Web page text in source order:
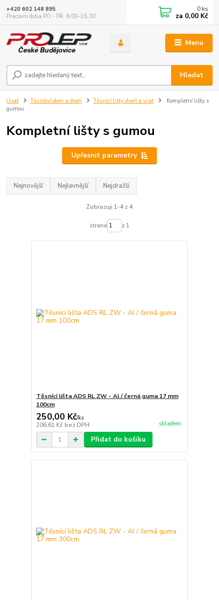
Menu
Hledat
+420 602 148 895
Pracovní doba PO - PÁ: 8,00-16,30
0 ks
za 0,00 Kč
Úvod Těsnění oken a dveří Těsnící lišty dveří a vrat
Kompletní lišty s
gumou
Kompletní lišty s gumou
Upřesnit parametry
Nejnovější Nejlevnější Nejdražší
Zobrazuji 1-4 z 4
strana z 1
Těsnící lišta ADS RL ZW - Al / černá guma 17 mm
100cm
250,00 Kč/ks
206,61 Kč bez DPH skladem
Přidat do košíku